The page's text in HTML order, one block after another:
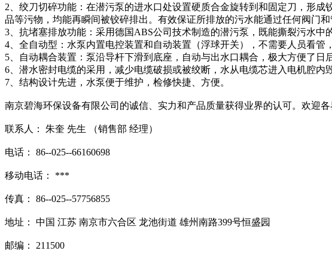
2、绞刀切碎功能：在潜污泵的进水口处设置硬质合金旋转到和固定刀，形
品等污物，均能再瞬间被铰碎排出。有效保证所排放的污水能通过任何阀门和
3、抗堵塞排放功能：采用德国ABS公司技术制造的潜污泵，既能撕裂污水中
4、全自动型：水泵内置电控装置和自动装置（浮球开关），不需要人员看管
5、自动耦合装置：泵沿导杆下滑到底座，自动与出水口耦合，极大方便了
6、潜水密封电缆的采用，减少电缆破损或被绞断，水从电缆芯进入电机腔内
7、结构设计先进，水泵便于维护，检修快捷、方便。
南京碧海环保设备有限公司的诚信、实力和产品质量获得业界的认可。欢迎各
联系人： 朱奎 先生 （销售部 经理）
电话： 86--025--66160698
移动电话： ***
传真： 86--025--57756855
地址： 中国 江苏 南京市六合区 龙池街道 雄州南路399号恒盛园
邮编： 211500